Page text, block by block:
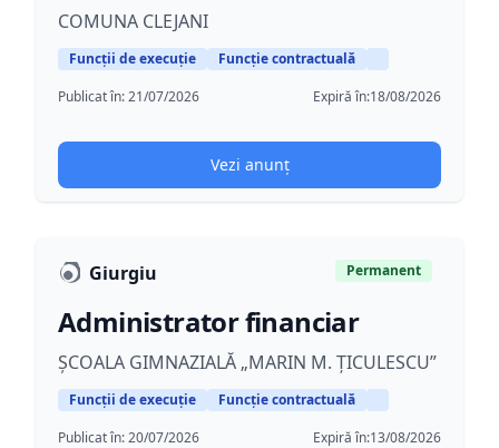
COMUNA CLEJANI
Funcții de execuție
Funcție contractuală
Publicat în:21/07/2026 Expiră în:18/08/2026
Vezi anunț
Giurgiu Permanent
Administrator financiar
ȘCOALA GIMNAZIALĂ „MARIN M. ȚICULESCU”
Funcții de execuție
Funcție contractuală
Publicat în:20/07/2026 Expiră în:13/08/2026